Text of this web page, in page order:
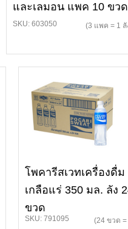
และเลมอน แพค 10 ขวด
SKU: 603050 (3 แพค = 1 ลั
โพคารีสเวทเครื่องดื่ม
เกลือแร่ 350 มล. ลัง
ขวด
SKU: 791095 (24 ขวด =